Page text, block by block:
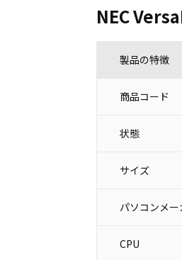
NEC
製品の特徴
商品コード
状態
サイズ
パソコンメー
CPU